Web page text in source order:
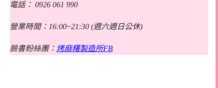
電話： 0926 061 990
營業時間：16:00~21:30 (週六週日公休)
臉書粉絲團： 烤麻糬製造所FB